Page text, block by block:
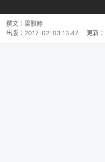
撰文： 梁雅婷
出版： 2017-02-03 13:47 更新：